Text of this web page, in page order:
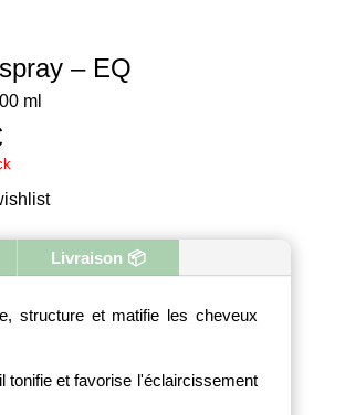
– EQ
ml
Livraison 📦
structure et matifie les cheveux
tonifie et favorise l'éclaircissement